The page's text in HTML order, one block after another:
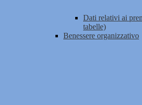
Dati relativi ai
tabelle)
Benessere organizzativo